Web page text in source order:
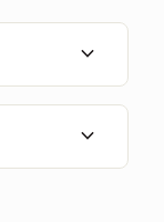
expand_more
expand_more